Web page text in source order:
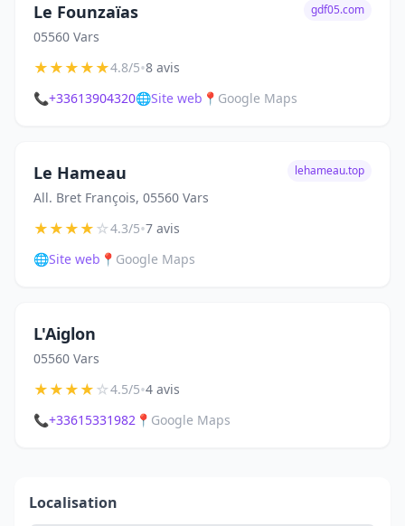
Le Founzaïas
05560 Vars
gdf05.com
★★★★★4.8/5•8 avis
📞+33613904320🌐Site web 📍 Google Maps
Le Hameau
All. Bret François, 05560 Vars
lehameau.top
★★★★☆4.3/5•7 avis
🌐Site web 📍 Google Maps
L'Aiglon
05560 Vars
★★★★☆4.5/5•4 avis
📞+33615331982 📍 Google Maps
Localisation